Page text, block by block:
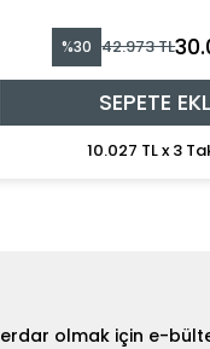
%30 42.973 TL
SEPETE
10.027 TL x 3
olmak için e-